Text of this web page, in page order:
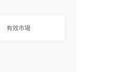
有效市場